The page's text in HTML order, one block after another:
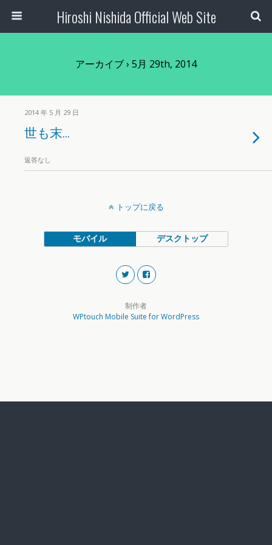
Hiroshi Nishida Official Web Site
アーカイブ › 5月 29th, 2014
2014 年 5 月 29 日
世も末…
返答なし
トップに戻る
モバイル デスクトップ
制作者
WPtouch Mobile Suite for WordPress